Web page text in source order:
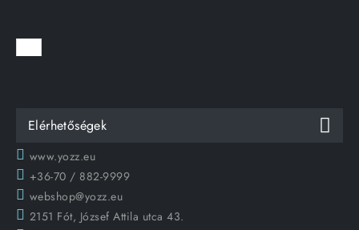
Elérhetőségek
www.yozz.eu
+36-70 / 882-9999
webshop@yozz.eu
2151 Fót, József Attila utca 43.